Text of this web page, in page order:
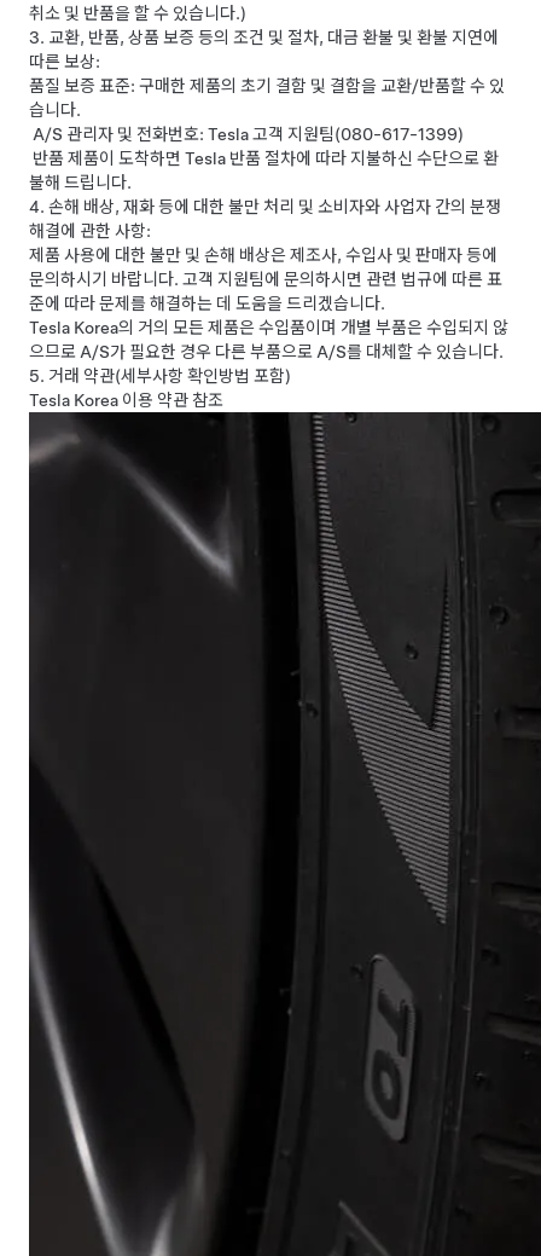
취소 및 반품을 할 수 있습니다.)
3. 교환, 반품, 상품 보증 등의 조건 및 절차, 대금 환불 및 환불 지연에
따른 보상:
품질 보증 표준: 구매한 제품의 초기 결함 및 결함을 교환/반품할 수 있
습니다.
A/S 관리자 및 전화번호: Tesla 고객 지원팀(080-617-1399)
반품 제품이 도착하면 Tesla 반품 절차에 따라 지불하신 수단으로 환
불해 드립니다.
4. 손해 배상, 재화 등에 대한 불만 처리 및 소비자와 사업자 간의 분쟁
해결에 관한 사항:
제품 사용에 대한 불만 및 손해 배상은 제조사, 수입사 및 판매자 등에
문의하시기 바랍니다. 고객 지원팀에 문의하시면 관련 법규에 따른 표
준에 따라 문제를 해결하는 데 도움을 드리겠습니다.
Tesla Korea의 거의 모든 제품은 수입품이며 개별 부품은 수입되지 않
으므로 A/S가 필요한 경우 다른 부품으로 A/S를 대체할 수 있습니다.
5. 거래 약관(세부사항 확인방법 포함)
Tesla Korea 이용 약관 참조